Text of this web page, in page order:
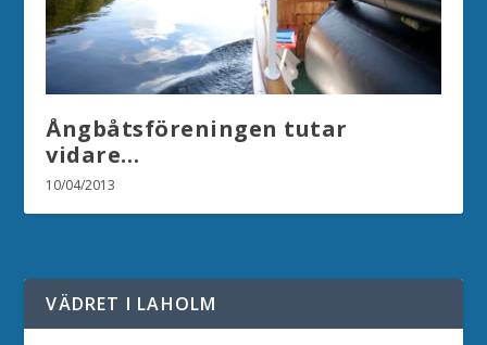
Ångbåtsföreningen tutar
vidare…
10/04/2013
VÄDRET I LAHOLM